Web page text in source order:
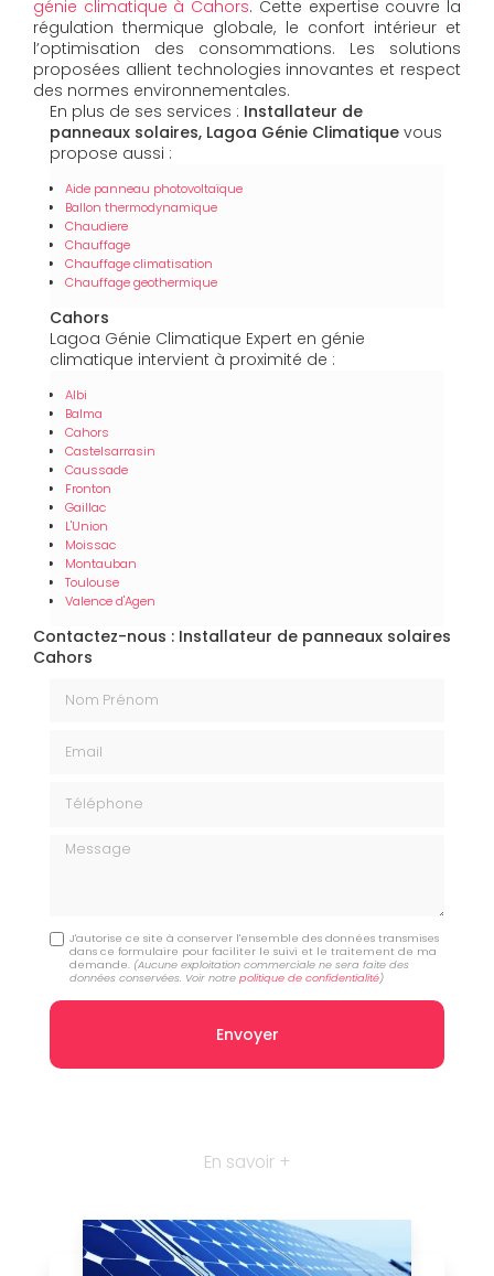
génie climatique à Cahors. Cette expertise couvre la
régulation thermique globale, le confort intérieur et
l’optimisation des consommations. Les solutions
proposées allient technologies innovantes et respect
des normes environnementales.
En plus de ses services : Installateur de
panneaux solaires, Lagoa Génie Climatique vous
propose aussi :
Aide panneau photovoltaïque
Ballon thermodynamique
Chaudiere
Chauffage
Chauffage climatisation
Chauffage geothermique
Cahors
Lagoa Génie Climatique Expert en génie
climatique intervient à proximité de :
Albi
Balma
Cahors
Castelsarrasin
Caussade
Fronton
Gaillac
L'Union
Moissac
Montauban
Toulouse
Valence d'Agen
Contactez-nous : Installateur de panneaux solaires
Cahors
Message
J'autorise ce site à conserver l'ensemble des données transmises
dans ce formulaire pour faciliter le suivi et le traitement de ma
demande. (Aucune exploitation commerciale ne sera faite des
données conservées. Voir notrepolitique de confidentialité)
En savoir +